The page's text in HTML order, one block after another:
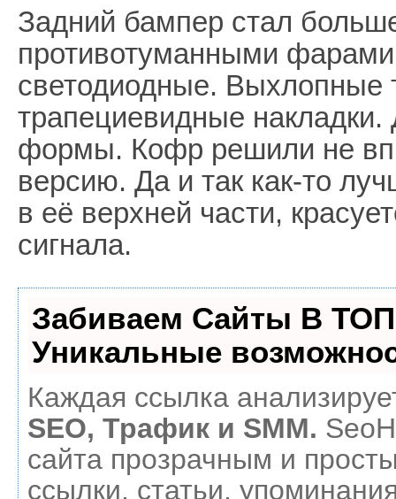
Задний бампер стал
противотуманными
светодиодные. Выхлопные
трапециевидные
формы. Кофр решили не
версию. Да и так как-то
в её верхней части,
сигнала.
Забиваем Сайты В
Уникальные
Каждая ссылка
SEO, Трафик и SMM.
сайта прозрачным и
ссылки, статьи,